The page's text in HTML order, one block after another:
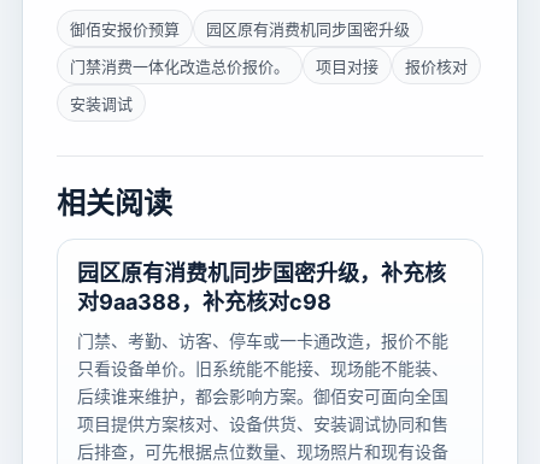
御佰安报价预算
园区原有消费机同步国密升级
门禁消费一体化改造总价报价。
项目对接
报价核对
安装调试
相关阅读
园区原有消费机同步国密升级，补充核
对9aa388，补充核对c98
门禁、考勤、访客、停车或一卡通改造，报价不能
只看设备单价。旧系统能不能接、现场能不能装、
后续谁来维护，都会影响方案。御佰安可面向全国
项目提供方案核对、设备供货、安装调试协同和售
后排查，可先根据点位数量、现场照片和现有设备